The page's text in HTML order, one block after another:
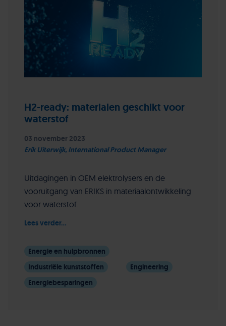
H2-ready: materialen geschikt voor
waterstof
03 november 2023
Erik Uiterwijk, International Product Manager
Uitdagingen in OEM elektrolysers en de
vooruitgang van ERIKS in materiaalontwikkeling
voor waterstof.
Lees verder...
Energie en hulpbronnen
Industriële kunststoffen
Engineering
Energiebesparingen